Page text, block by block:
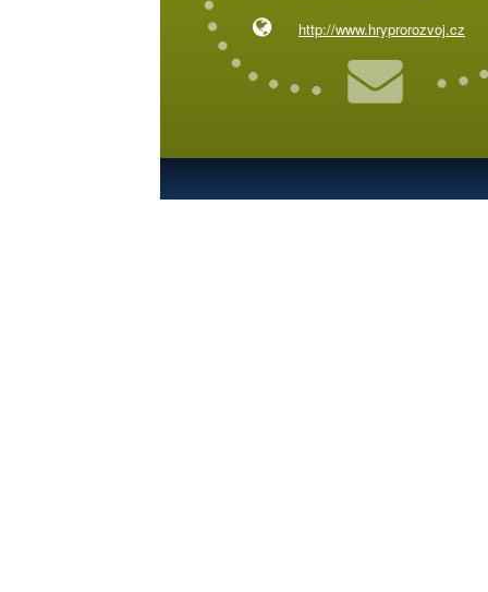
http://www.hryprorozvoj.cz